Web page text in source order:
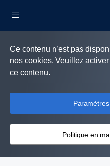
Ce contenu n’est pas
nos cookies. Veuillez
ce contenu.
Politique en